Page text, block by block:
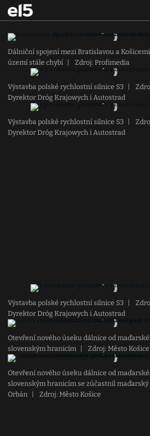
Dálniční spojení mezi Bratislavou a
území stále chybí
Zdroj: Profimedia
Výstavba polské rychlostní silnice S3
Dyrektor Dróg Krajowych i Autostrad
Výstavba polské rychlostní silnice S3
Dyrektor Dróg Krajowych i Autostrad
Výstavba polské rychlostní silnice S3
Dyrektor Dróg Krajowych i Autostrad
Otevření nového úseku dálnice od
slovenským hranicím
Zdroj: Město Košice
Otevření nového úseku dálnice od
slovenským hranicím se zúčastnil
Orbán
Zdroj: Město Košice